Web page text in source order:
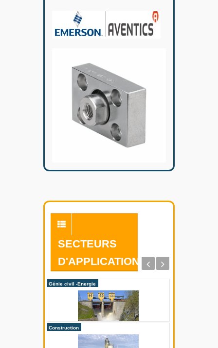
SECTEURS
D'APPLICATION
Génie civil -Energie
Construction